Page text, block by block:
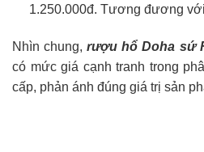
1.250.000đ. Tương đương
Nhìn chung,rượu hổ Doha sứ
có mức giá cạnh tranh trong
cấp, phản ánh đúng giá trị sản